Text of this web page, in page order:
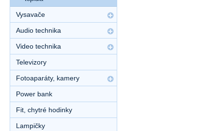
Vysavače
Audio technika
Video technika
Televizory
Fotoaparáty, kamery
Power bank
Fit, chytré hodinky
Lampičky